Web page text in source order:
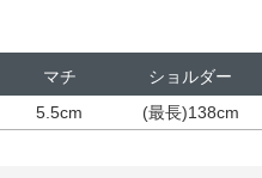
マチ
ショルダー
5.5cm (最長)138cm